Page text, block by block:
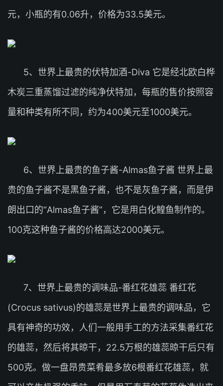
元，小瓶的有0.06升，价格为33.5美元。
5、世界上最贵的伏特加酒-Diva 它是经北欧白桦
木炭三重蒸馏过滤的纯净伏特加，每瓶的售价按照容
量和种类有所不同，约为400美元至1000美元。
6、世界上最贵的鱼子酱-Almas鱼子酱 世界上最
贵的鱼子酱不是黑鱼子酱，也不是灰鱼子酱，而是伊
朗出口的“Almas鱼子酱”，它是用白化鳇鱼制作的。
100克这种鱼子酱的价格高达2000美元。
7、世界上最贵的调味品-番红花雄蕊 番红花
(Crocus sativus)的雄蕊是世界上最贵的调味品，它
具有神奇的功效，人们一般用手工的方法采集番红花
的雄蕊，然后将其晾干，22.5万根的雄蕊晾干后只有
500克。做一盘昂贵菜肴最多放6根番红花雄蕊，就